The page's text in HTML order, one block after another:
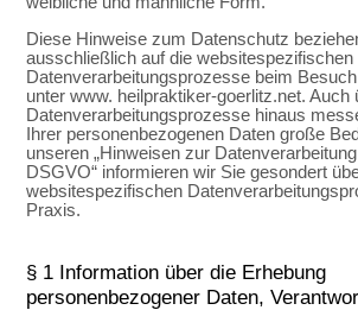
Diese Hinweise zum Datenschutz
ausschließlich auf die websitespezifischen
Datenverarbeitungsprozesse beim
unter www. heilpraktiker-goerlitz.net. Auch
Datenverarbeitungsprozesse hinaus
Ihrer personenbezogenen Daten große
unseren „Hinweisen zur
DSGVO“ informieren wir Sie gesondert
websitespezifischen
Praxis.
§ 1 Information über die Erhebung
personenbezogener Daten,